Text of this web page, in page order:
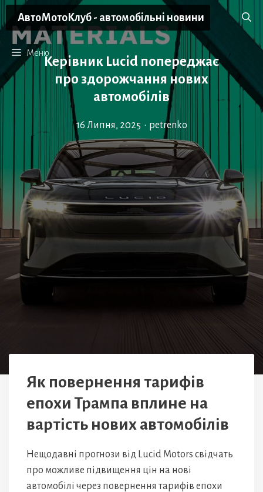
Перейти
до
вмісту
АвтоМотоКлуб - автомобільні новини
Меню
Керівник Lucid попереджає
про здорожчання нових
автомобілів
16 Липня, 2025 • petrenko
Як повернення тарифів
епохи Трампа вплине на
вартість нових автомобілів
Нещодавні прогнози від Lucid Motors свідчать
про можливе підвищення цін на нові
автомобілі через повернення тарифів епохи